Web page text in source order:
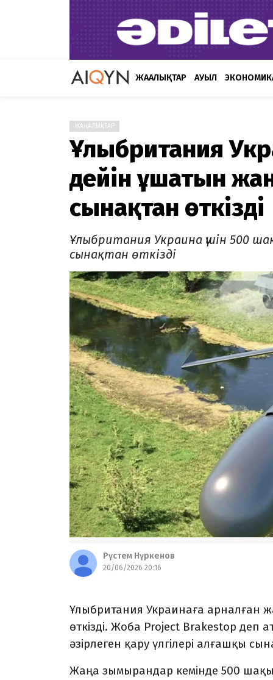
ЖАҢАЛЫҚТАР АУЫЛ
ЖАҢАЛЫҚТАР
Ұлыбритания
дейін ұшатын
сынақтан өткізді
Ұлыбритания Украина үшін 500
сынақтан өткізді
Рүстем Нүркенов
20/06/2026 20:16
Ұлыбритания Украинаға
өткізді. Жоба Project Brakestop
әзірлеген қару үлгілері алғашқы
Жаңа зымырандар кемінде 500